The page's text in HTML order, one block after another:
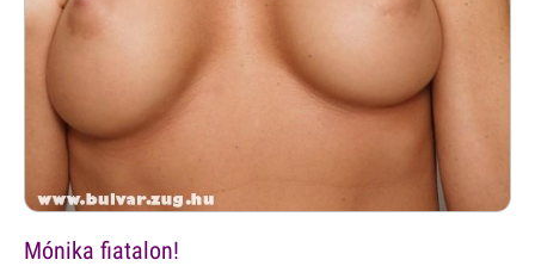
Mónika fiatalon!